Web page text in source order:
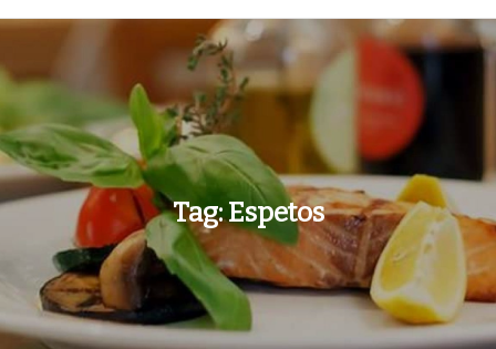
Tag:Espetos